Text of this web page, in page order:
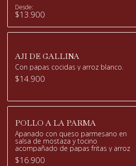
Desde:
$13.900
AJI DE GALLINA
Con papas cocidas y arroz blanco.
$14.900
POLLO A LA PARMA
Apanado con queso parmesano en
salsa de mostaza y tocino
acompañado de papas fritas y arroz
$16.900